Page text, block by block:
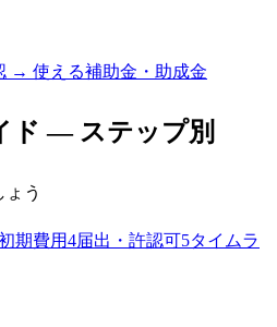
→ 使える補助金・助成金
ド — ステップ別
う
期費用4届出・許認可5タイムラ